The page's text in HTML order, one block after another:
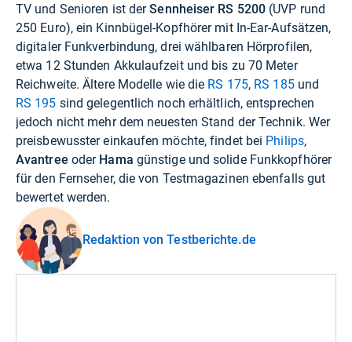
TV und Senioren ist derSennheiser RS 5200 (UVP rund
250 Euro), ein Kinnbügel-Kopfhörer mit In-Ear-Aufsätzen,
digitaler Funkverbindung, drei wählbaren Hörprofilen,
etwa 12 Stunden Akkulaufzeit und bis zu 70 Meter
Reichweite. Ältere Modelle wie die RS 175, RS 185und
RS 195 sind gelegentlich noch erhältlich, entsprechen
jedoch nicht mehr dem neuesten Stand der Technik. Wer
preisbewusster einkaufen möchte, findet bei Philips,
Avantree oder Hama günstige und solide Funkkopfhörer
für den Fernseher, die von Testmagazinen ebenfalls gut
bewertet werden.
Redaktion von Testberichte.de